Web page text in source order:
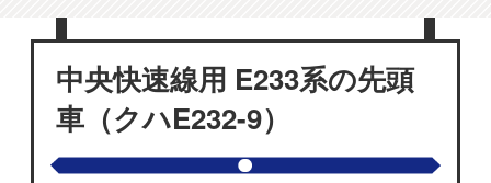
中央快速線用 E233系の先頭
車（クハE232-9）